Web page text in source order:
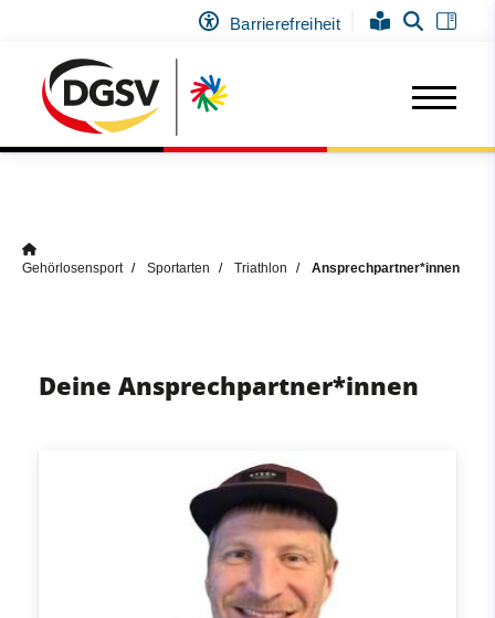
Barrierefreiheit
Gehörlosensport Sportarten Triathlon Ansprechpartner*innen
Deine Ansprechpartner*innen